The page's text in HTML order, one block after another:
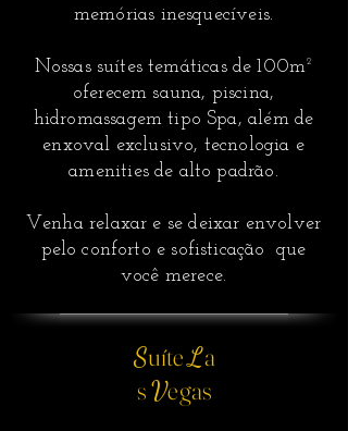
memórias inesquecíveis.
Nossas suítes temáticas de 100m²
oferecem sauna, piscina,
hidromassagem tipo Spa, além de
enxoval exclusivo, tecnologia e
amenities de alto padrão.
Venha relaxar e se deixar envolver
pelo conforto e sofisticação que
você merece.
SuíteLa
sVegas